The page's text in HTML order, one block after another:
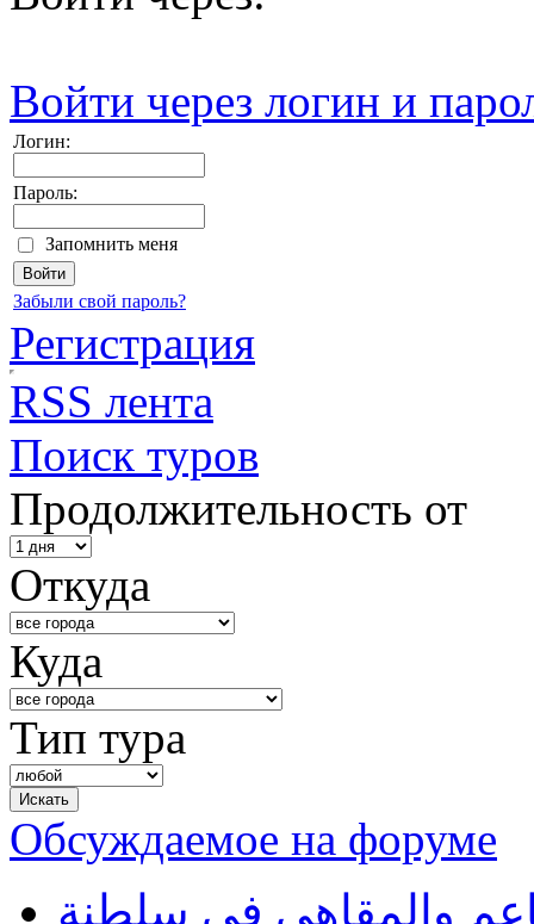
Войти через логин и
Логин:
Пароль:
Запомнить меня
Забыли свой пароль?
Регистрация
RSS лента
Поиск туров
Продолжительность от
Откуда
Куда
Тип тура
Обсуждаемое на форуме
والمقاهي في سلطنة